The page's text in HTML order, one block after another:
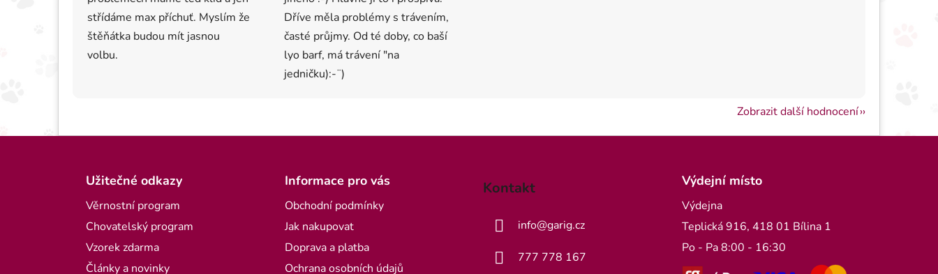
střídáme max příchuť. Myslím že
štěňátka budou mít jasnou
volbu.
Dříve měla problémy s trávením,
časté průjmy. Od té doby, co baší
lyo barf, má trávení "na
jedničku):-¨)
Zobrazit další hodnocení
Užitečné odkazy
Věrnostní program
Chovatelský program
Vzorek zdarma
Články a novinky
Informace pro vás
Obchodní podmínky
Jak nakupovat
Doprava a platba
Ochrana osobních údajů
Kontakt
info@garig.cz
777 778 167
Výdejní místo
Výdejna
Teplická 916, 418 01 Bílina 1
Po - Pa 8:00 - 16:30